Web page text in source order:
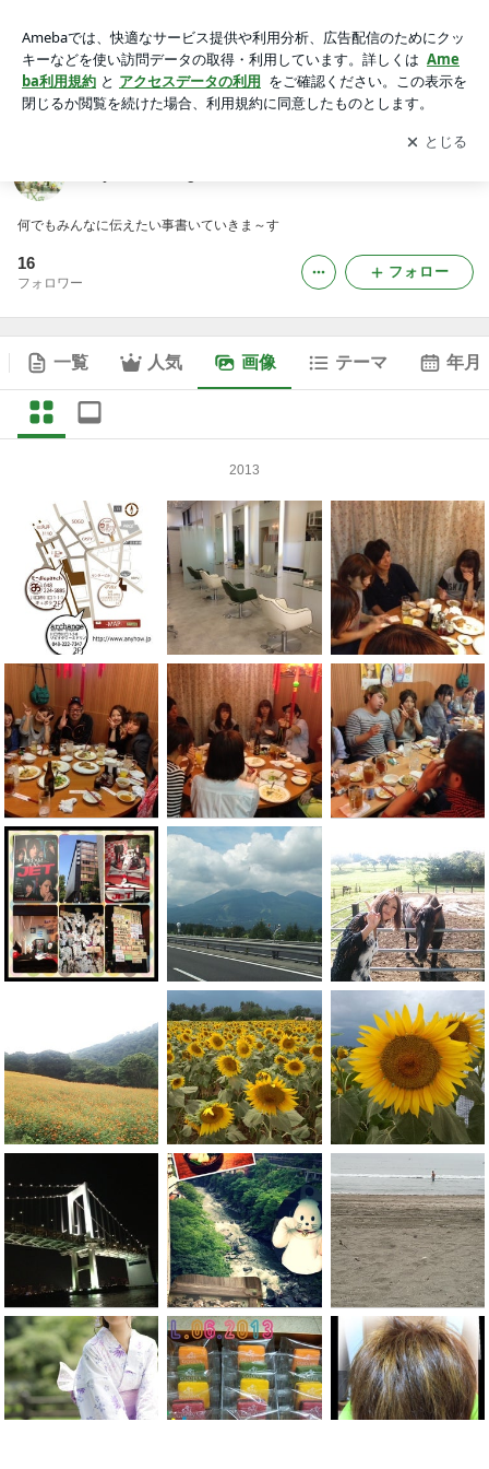
アプリをダウンロードして ブログの更新通知
を受け取りまし
ょう。
開く
何でもみんなに伝えたい事書いていきま～す
16
フォロワー
フォロー
一覧 人気 画像 テーマ 年月
2013